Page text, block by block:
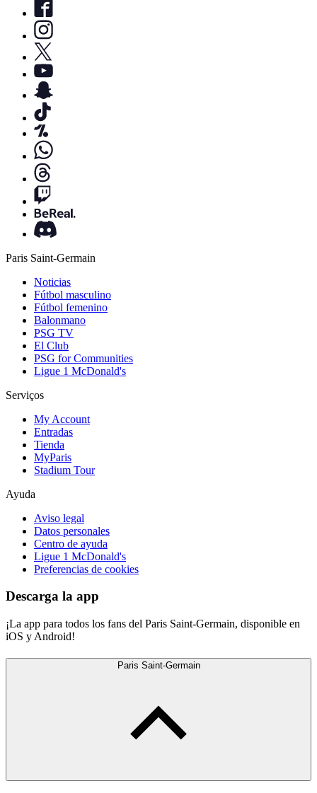
Paris Saint-Germain
Noticias
Fútbol masculino
Fútbol femenino
Balonmano
PSG TV
El Club
PSG for Communities
Ligue 1 McDonald's
Serviços
My Account
Entradas
Tienda
MyParis
Stadium Tour
Ayuda
Aviso legal
Datos personales
Centro de ayuda
Ligue 1 McDonald's
Preferencias de cookies
Descarga la app
¡La app para todos los fans del Paris Saint-Germain, disponible en
iOS y Android!
Paris Saint-Germain